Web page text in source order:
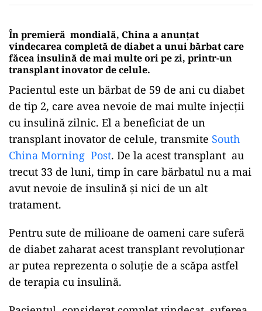
În premieră mondială, China a anunțat
vindecarea completă de diabet a unui bărbat care
făcea insulină de mai multe ori pe zi, printr-un
transplant inovator de celule.
Pacientul este un bărbat de 59 de ani cu diabet
de tip 2, care avea nevoie de mai multe injecții
cu insulină zilnic. El a beneficiat de un
transplant inovator de celule, transmite South
China Morning Post. De la acest transplant au
trecut 33 de luni, timp în care bărbatul nu a mai
avut nevoie de insulină și nici de un alt
tratament.
Pentru sute de milioane de oameni care suferă
de diabet zaharat acest transplant revoluționar
ar putea reprezenta o soluție de a scăpa astfel
de terapia cu insulină.